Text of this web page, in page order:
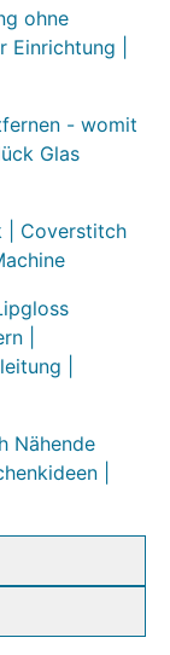
ohne
Einrichtung |
- womit
Glas
| Coverstitch
|
|
Nähende
|